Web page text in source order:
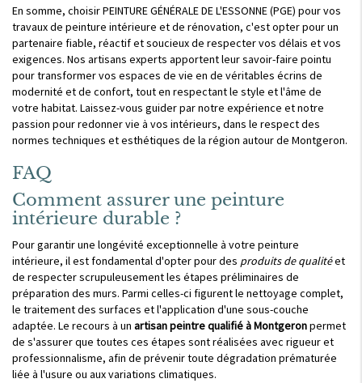
En somme, choisir PEINTURE GÉNÉRALE DE L'ESSONNE (PGE) pour vos
travaux de peinture intérieure et de rénovation, c'est opter pour un
partenaire fiable, réactif et soucieux de respecter vos délais et vos
exigences. Nos artisans experts apportent leur savoir-faire pointu
pour transformer vos espaces de vie en de véritables écrins de
modernité et de confort, tout en respectant le style et l'âme de
votre habitat. Laissez-vous guider par notre expérience et notre
passion pour redonner vie à vos intérieurs, dans le respect des
normes techniques et esthétiques de la région autour de Montgeron.
FAQ
Comment assurer une peinture
intérieure durable ?
Pour garantir une longévité exceptionnelle à votre peinture
intérieure, il est fondamental d'opter pour des produits de qualitéet
de respecter scrupuleusement les étapes préliminaires de
préparation des murs. Parmi celles-ci figurent le nettoyage complet,
le traitement des surfaces et l'application d'une sous-couche
adaptée. Le recours à un artisan peintre qualifié à Montgeronpermet
de s'assurer que toutes ces étapes sont réalisées avec rigueur et
professionnalisme, afin de prévenir toute dégradation prématurée
liée à l'usure ou aux variations climatiques.